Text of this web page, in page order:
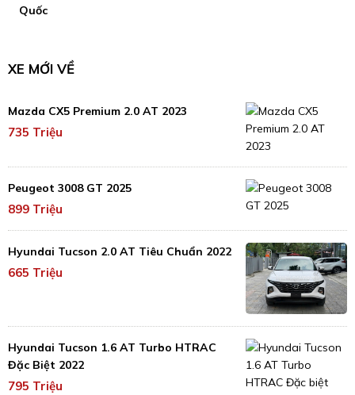
Quốc
XE MỚI VỀ
Mazda CX5 Premium 2.0 AT 2023
735 Triệu
Peugeot 3008 GT 2025
899 Triệu
Hyundai Tucson 2.0 AT Tiêu Chuẩn 2022
665 Triệu
Hyundai Tucson 1.6 AT Turbo HTRAC
Đặc Biệt 2022
795 Triệu